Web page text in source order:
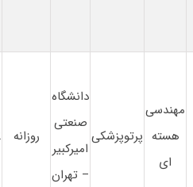
مهندسی
هسته
ای
پرتوپزشکی
دانشگاه
صنعتی
امیرکبیر
– تهران
روزانه